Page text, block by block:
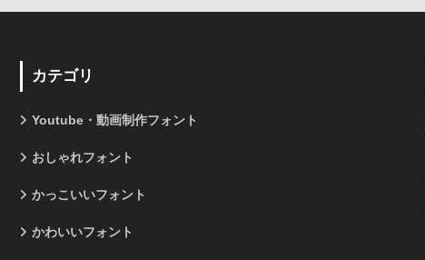
カテゴリ
Youtube・動画制作フォント
おしゃれフォント
かっこいいフォント
かわいいフォント